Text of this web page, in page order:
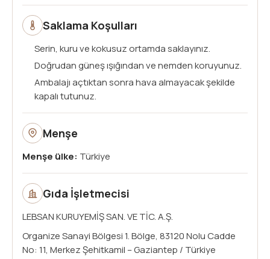
Menşe
Menşe ülke: Türkiye
Saklama Koşulları
Serin, kuru ve kokusuz ortamda saklayınız.
Doğrudan güneş ışığından ve nemden koruyunuz.
Ambalajı açtıktan sonra hava almayacak şekilde
kapalı tutunuz.
Gıda İşletmecisi
LEBSAN KURUYEMİŞ SAN. VE TİC. A.Ş.
Organize Sanayi Bölgesi 1. Bölge, 83120 Nolu Cadde
No: 11, Merkez Şehitkamil – Gaziantep / Türkiye